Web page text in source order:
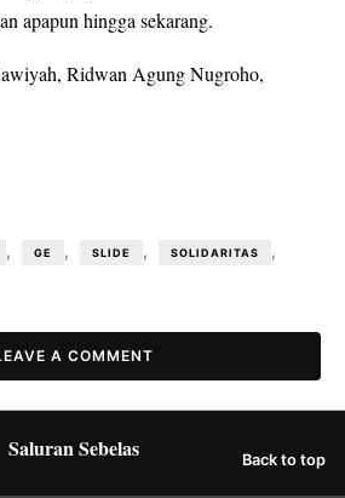
apapun hingga sekarang.
Ridwan Agung Nugroho,
, GE , SLIDE , SOLIDARITAS ,
A COMMENT
Saluran Sebelas Back to top